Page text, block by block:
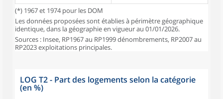
(*) 1967 et 1974 pour les DOM
Les données proposées sont établies à périmètre géographique
identique, dans la géographie en vigueur au 01/01/2026.
Sources : Insee, RP1967 au RP1999 dénombrements, RP2007 au
RP2023 exploitations principales.
LOG T2 - Part des logements selon la catégorie
(en %)